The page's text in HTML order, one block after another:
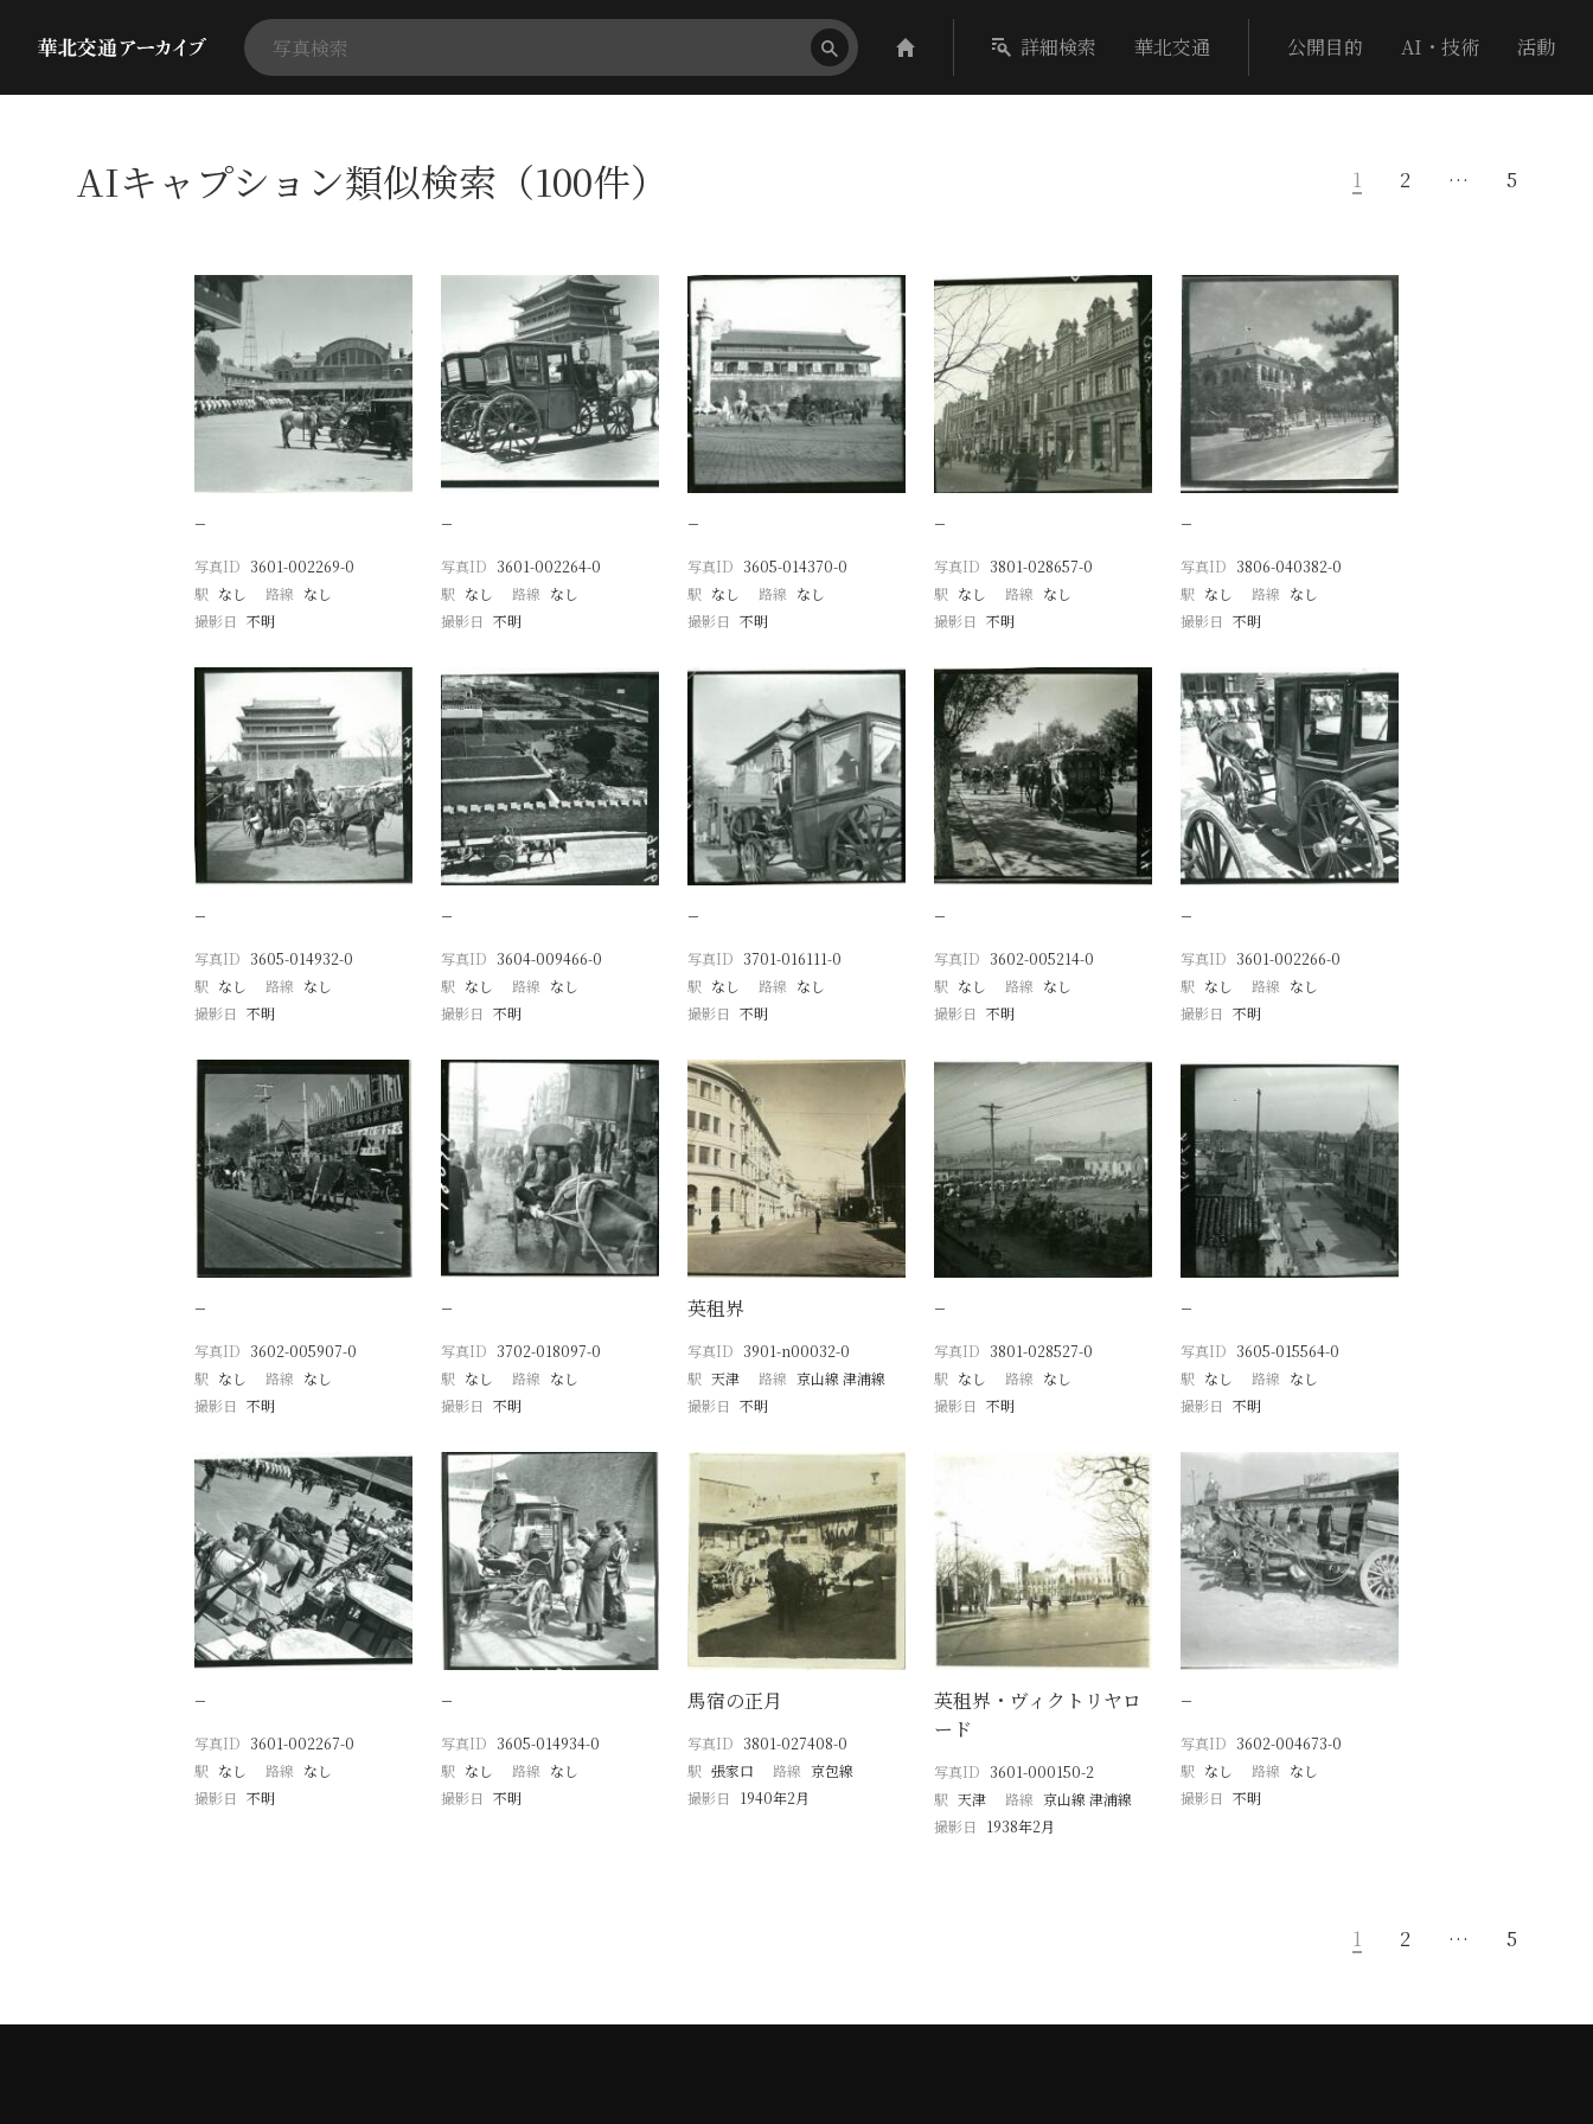
詳細検索 華北交通 公開目的 AI・技術 活動
AIキャプション類似検索（100件） 1 2 … 5
−
写真ID 3601-002269-0
駅 なし 路線 なし
撮影日 不明
−
写真ID 3601-002264-0
駅 なし 路線 なし
撮影日 不明
−
写真ID 3605-014370-0
駅 なし 路線 なし
撮影日 不明
−
写真ID 3801-028657-0
駅 なし 路線 なし
撮影日 不明
−
写真ID 3806-040382-0
駅 なし 路線 なし
撮影日 不明
−
写真ID 3605-014932-0
駅 なし 路線 なし
撮影日 不明
−
写真ID 3604-009466-0
駅 なし 路線 なし
撮影日 不明
−
写真ID 3701-016111-0
駅 なし 路線 なし
撮影日 不明
−
写真ID 3602-005214-0
駅 なし 路線 なし
撮影日 不明
−
写真ID 3601-002266-0
駅 なし 路線 なし
撮影日 不明
−
写真ID 3602-005907-0
駅 なし 路線 なし
撮影日 不明
−
写真ID 3702-018097-0
駅 なし 路線 なし
撮影日 不明
英租界
写真ID 3901-n00032-0
駅 天津 路線 京山線 津浦線
撮影日 不明
−
写真ID 3801-028527-0
駅 なし 路線 なし
撮影日 不明
−
写真ID 3605-015564-0
駅 なし 路線 なし
撮影日 不明
−
写真ID 3601-002267-0
駅 なし 路線 なし
撮影日 不明
−
写真ID 3605-014934-0
駅 なし 路線 なし
撮影日 不明
馬宿の正月
写真ID 3801-027408-0
駅 張家口 路線 京包線
撮影日
1940年2月
英租界・ヴィクトリヤロ
ード
写真ID 3601-000150-2
駅 天津 路線 京山線 津浦線
撮影日
1938年2月
−
写真ID 3602-004673-0
駅 なし 路線 なし
撮影日 不明
1 2 … 5